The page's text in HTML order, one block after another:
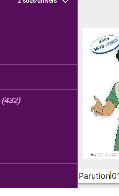
(432)
Parution